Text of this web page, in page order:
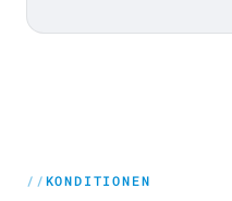
KONDITIONEN